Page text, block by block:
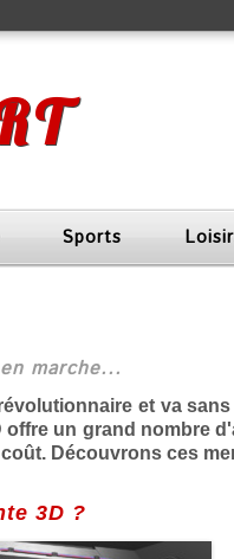
Sports
marche...
et va
un grand nombre
Découvrons ces
3D ?